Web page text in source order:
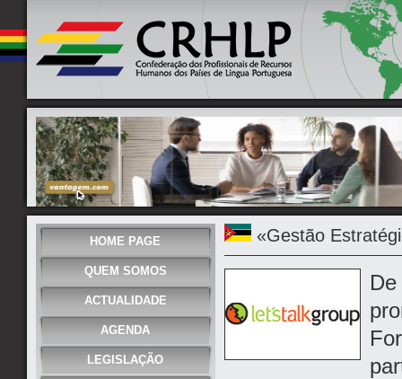
HOME PAGE
QUEM SOMOS
ACTUALIDADE
AGENDA
LEGISLAÇÃO
«Gestão